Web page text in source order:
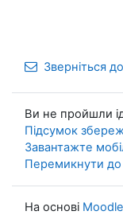
Зверніться
Ви не пройшли
Підсумок
Завантажте
Перемикнути до
На основі Moodle